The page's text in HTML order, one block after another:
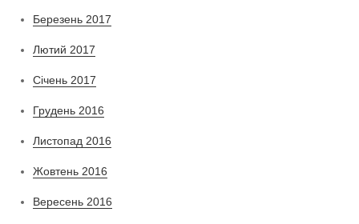
Березень 2017
Лютий 2017
Січень 2017
Грудень 2016
Листопад 2016
Жовтень 2016
Вересень 2016